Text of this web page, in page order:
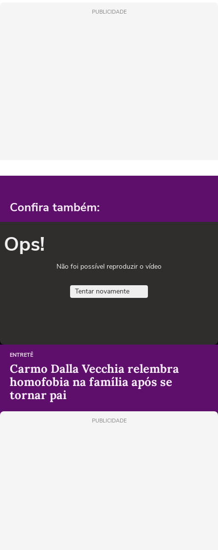
PUBLICIDADE
Confira também:
Ops!
Não foi possível reproduzir o vídeo
Tentar novamente
ENTRETÊ
Carmo Dalla Vecchia relembra
homofobia na família após se
tornar pai
PUBLICIDADE